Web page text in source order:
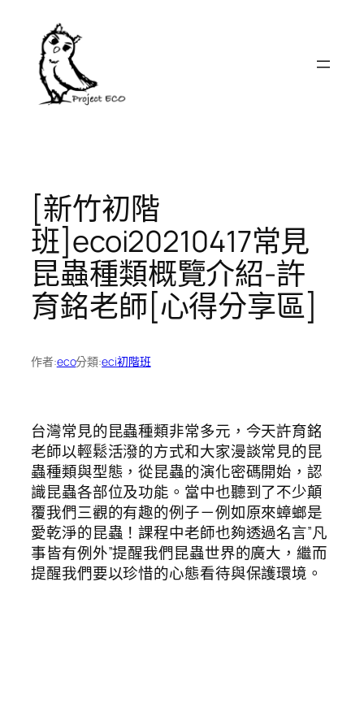
[新竹初階
班]ecoi20210417常見
昆蟲種類概覽介紹-許
育銘老師[心得分享區]
作者:eco分類:eci初階班
台灣常見的昆蟲種類非常多元，今天許育銘
老師以輕鬆活潑的方式和大家漫談常見的昆
蟲種類與型態，從昆蟲的演化密碼開始，認
識昆蟲各部位及功能。當中也聽到了不少顛
覆我們三觀的有趣的例子－例如原來蟑螂是
愛乾淨的昆蟲！課程中老師也夠透過名言”凡
事皆有例外”提醒我們昆蟲世界的廣大，繼而
提醒我們要以珍惜的心態看待與保護環境。